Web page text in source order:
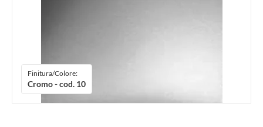
Finitura/Colore:
Cromo - cod. 10